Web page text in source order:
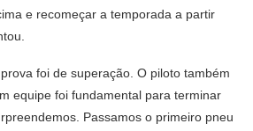
e recomeçar a temporada a partir
foi de superação. O piloto também
equipe foi fundamental para terminar
Passamos o primeiro pneu